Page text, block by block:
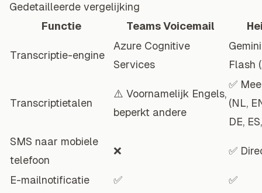
Gedetailleerde vergelijking
Functie
Teams Voicemail
Transcriptie-engine
Azure Cognitive
Services
Flash
Transcriptietalen
⚠️ Voornamelijk Engels,
beperkt andere
✅
(NL,
DE,
SMS naar mobiele
telefoon
❌ ✅
E-mailnotificatie ✅
✅